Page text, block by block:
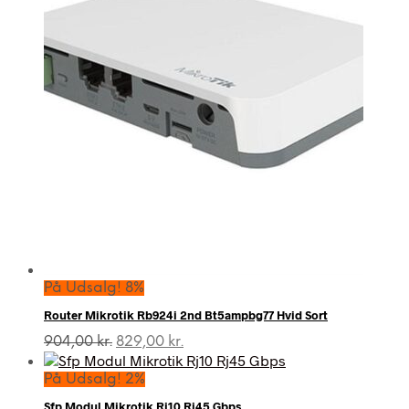
På Udsalg! 8%
Router Mikrotik Rb924i 2nd Bt5ampbg77 Hvid Sort
904,00kr. Den
oprindelige
pris
829,00 kr.
aktuelle
På Udsalg! 2%